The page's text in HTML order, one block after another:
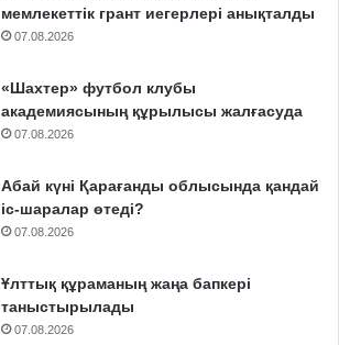
мемлекеттік грант иегерлері анықталды
07.08.2026
«Шахтер» футбол клубы
академиясының құрылысы жалғасуда
07.08.2026
Абай күні Қарағанды облысында қандай
іс-шаралар өтеді?
07.08.2026
Ұлттық құраманың жаңа бапкері
таныстырылады
07.08.2026